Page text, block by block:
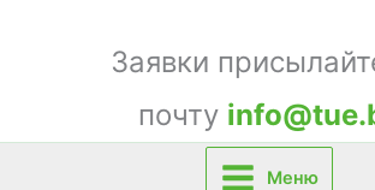
Заявки
почту
Меню